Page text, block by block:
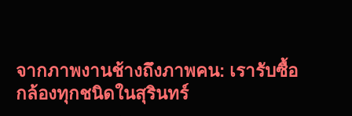
จากภาพงานช้างถึงภาพคน: เรารับซื้อ
กล้องทุกชนิดในสุรินทร์